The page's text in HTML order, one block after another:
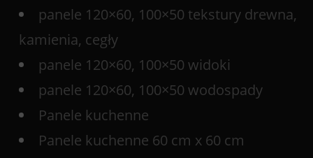
panele 120×60, 100×50 tekstury drewna,
kamienia, cegły
panele 120×60, 100×50 widoki
panele 120×60, 100×50 wodospady
Panele kuchenne
Panele kuchenne 60 cm x 60 cm